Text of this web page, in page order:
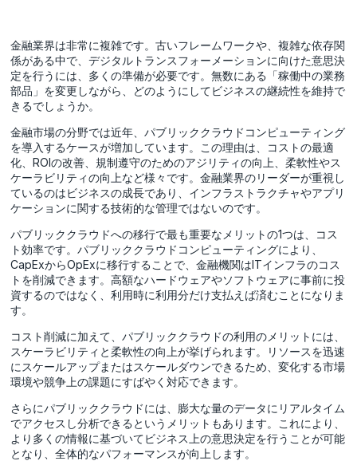
金融業界は非常に複雑です。古いフレームワークや、複雑な依存関
係がある中で、デジタルトランスフォーメーションに向けた意思決
定を行うには、多くの準備が必要です。無数にある「稼働中の業務
部品」を変更しながら、どのようにしてビジネスの継続性を維持で
きるでしょうか。
金融市場の分野では近年、パブリッククラウドコンピューティング
を導入するケースが増加しています。この理由は、コストの最適
化、ROIの改善、規制遵守のためのアジリティの向上、柔軟性やス
ケーラビリティの向上など様々です。金融業界のリーダーが重視し
ているのはビジネスの成長であり、インフラストラクチャやアプリ
ケーションに関する技術的な管理ではないのです。
パブリッククラウドへの移行で最も重要なメリットの1つは、コス
ト効率です。パブリッククラウドコンピューティングにより、
CapExからOpExに移行することで、金融機関はITインフラのコス
トを削減できます。高額なハードウェアやソフトウェアに事前に投
資するのではなく、利用時に利用分だけ支払えば済むことになりま
す。
コスト削減に加えて、パブリッククラウドの利用のメリットには、
スケーラビリティと柔軟性の向上が挙げられます。リソースを迅速
にスケールアップまたはスケールダウンできるため、変化する市場
環境や競争上の課題にすばやく対応できます。
さらにパブリッククラウドには、膨大な量のデータにリアルタイム
でアクセスし分析できるというメリットもあります。これにより、
より多くの情報に基づいてビジネス上の意思決定を行うことが可能
となり、全体的なパフォーマンスが向上します。